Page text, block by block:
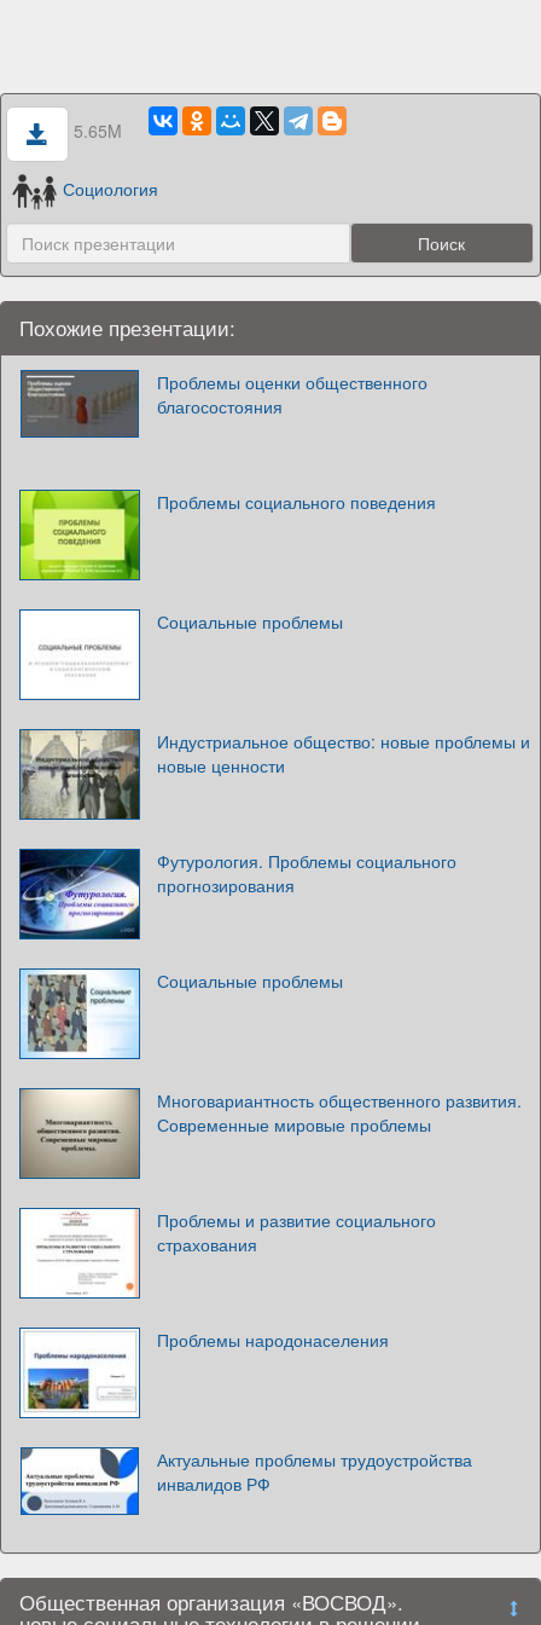
5.65M
Социология
Похожие презентации:
Проблемы оценки общественного
благосостояния
Проблемы социального поведения
Социальные проблемы
Индустриальное общество: новые проблемы и
новые ценности
Футурология. Проблемы социального
прогнозирования
Социальные проблемы
Многовариантность общественного развития.
Современные мировые проблемы
Проблемы и развитие социального
страхования
Проблемы народонаселения
Актуальные проблемы трудоустройства
инвалидов РФ
Общественная организация «ВОСВОД».